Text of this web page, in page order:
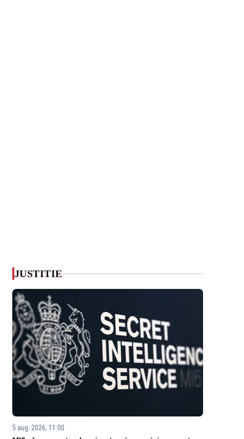
JUSTITIE
5 aug. 2026, 11:00